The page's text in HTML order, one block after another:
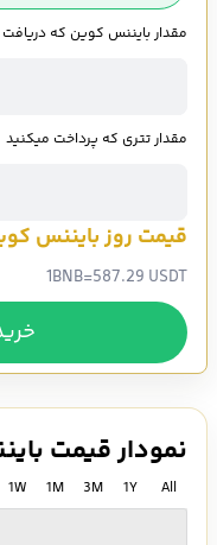
مقدار بایننس کوین که
مقدار تتری که پرداخت میکنید
قیمت روز بایننس
1BNB=587.29 USDT
نمودار قیمت
All
1Y
3M
1M
1W